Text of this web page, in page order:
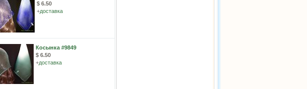
$ 6.50
+доставка
Косынка #9849
$ 6.50
+доставка